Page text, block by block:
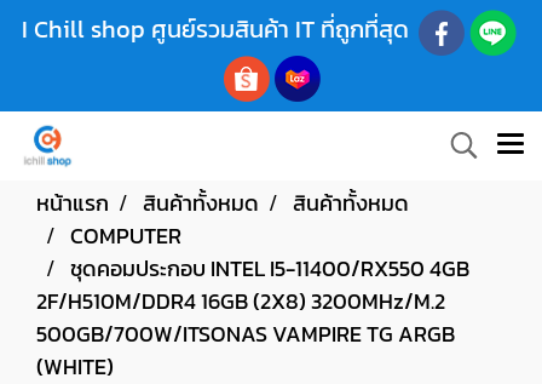
I Chill shop ศูนย์รวมสินค้า IT ที่ถูกที่สุด
หน้าแรก สินค้าทั้งหมด
สินค้าทั้งหมด
COMPUTER
ชุดคอมประกอบ INTEL I5-11400/RX550 4GB
2F/H510M/DDR4 16GB (2X8) 3200MHz/M.2
500GB/700W/ITSONAS VAMPIRE TG ARGB
(WHITE)